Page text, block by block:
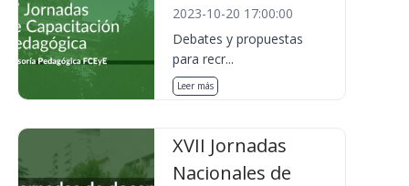
2023-10-20 17:00:00
Debates y propuestas
para recr...
Leer más
XVII Jornadas
Nacionales de